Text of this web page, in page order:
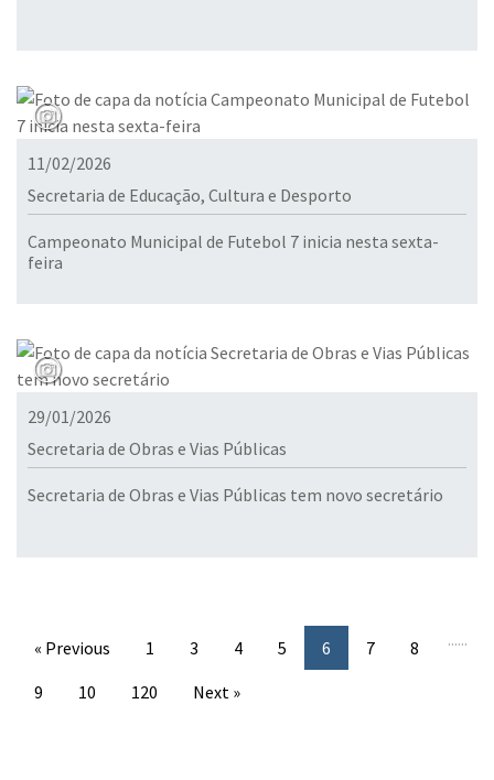
11/02/2026
Secretaria de Educação, Cultura e Desporto
Campeonato Municipal de Futebol 7 inicia nesta sexta-
feira
29/01/2026
Secretaria de Obras e Vias Públicas
Secretaria de Obras e Vias Públicas tem novo secretário
« Previous 1 ...
3 4 5 6 7
8
9
10
...
120
Next »